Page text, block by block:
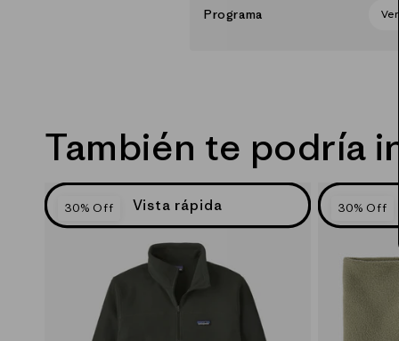
Programa Ver
También te podría
30% Off Vista rápida 30% Off